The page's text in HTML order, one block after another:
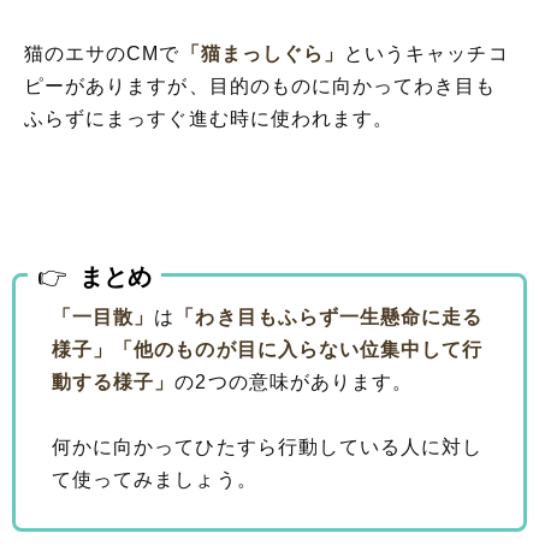
猫のエサのCMで 「猫まっしぐら」
というキャッチコ
ピーがありますが、目的のものに向かってわき目も
ふらずにまっすぐ進む時に使われます。
まとめ
「一目散」 は
「わき目もふらず一生懸命に走る
様子」
「他のものが目に入らない位集中して行
動する様子」の2つの意味があります。
何かに向かってひたすら行動している人に対し
て使ってみましょう。